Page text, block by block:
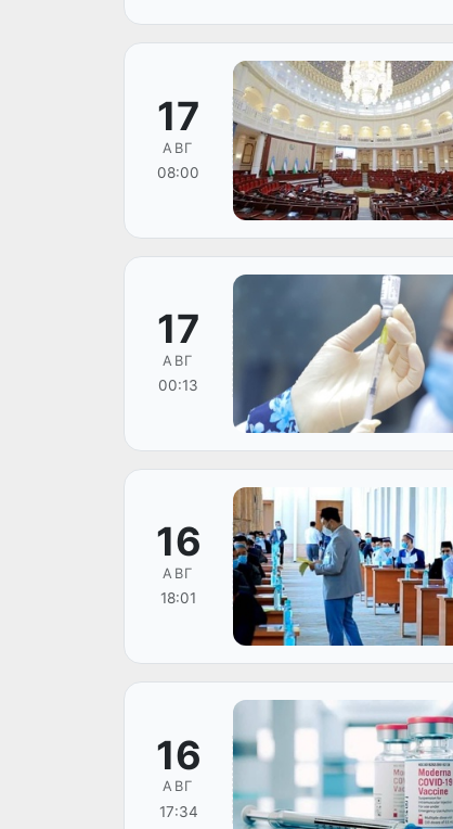
17
АВГ
08:00
17
АВГ
00:13
16
АВГ
18:01
16
АВГ
17:34